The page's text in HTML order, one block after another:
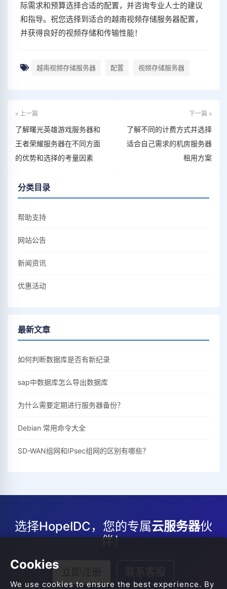
际需求和预算选择合适的配置，并咨询专业人士的建议
和指导。祝您选择到适合的越南视频存储服务器配置，
并获得良好的视频存储和传输性能！
越南视频存储服务器 配置 视频存储服务器
« 上一篇
了解曙光英雄游戏服务器和
王者荣耀服务器在不同方面
的优势和选择的考量因素
下一篇 »
了解不同的计费方式并选择
适合自己需求的机房服务器
租用方案
分类目录
帮助支持
网站公告
新闻资讯
优惠活动
最新文章
如何判断数据库是否有新纪录
sap中数据库怎么导出数据库
为什么需要定期进行服务器备份？
Debian 常用命令大全
SD-WAN组网和IPsec组网的区别有哪些？
选择HopeIDC，您的专属云服务器伙
伴！
Cookies
We use cookies to ensure the best experience. By